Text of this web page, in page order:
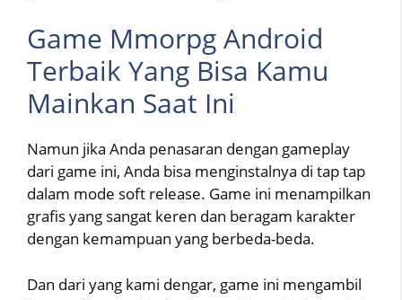
Game Mmorpg Android
Terbaik Yang Bisa Kamu
Mainkan Saat Ini
Namun jika Anda penasaran dengan gameplay
dari game ini, Anda bisa menginstalnya di tap tap
dalam mode soft release. Game ini menampilkan
grafis yang sangat keren dan beragam karakter
dengan kemampuan yang berbeda-beda.
Dan dari yang kami dengar, game ini mengambil